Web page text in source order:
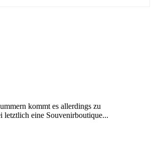
kommt es allerdings zu
letztlich eine Souvenirboutique...